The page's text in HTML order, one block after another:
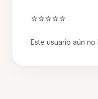
⭐⭐⭐⭐⭐
Este usuario aún